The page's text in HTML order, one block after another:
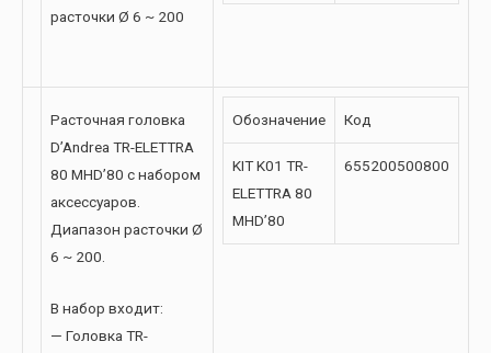
расточки Ø 6 ~ 200
Расточная головка
D’Andrea TR-ELETTRA
80 MHD’80 с набором
аксессуаров.
Диапазон расточки Ø
6 ~ 200.
В набор входит:
— Головка TR-
Обозначение Код
KIT K01 TR-
ELETTRA 80
MHD’80
655200500800